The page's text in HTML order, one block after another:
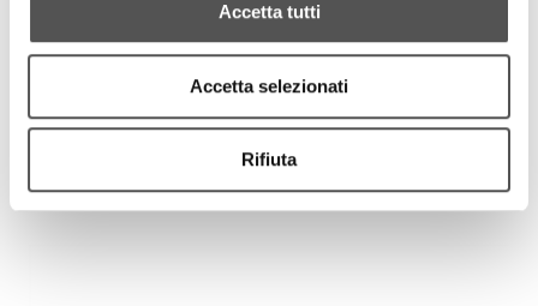
Accetta tutti
Accetta selezionati
Rifiuta
Pennello bombato per occhi